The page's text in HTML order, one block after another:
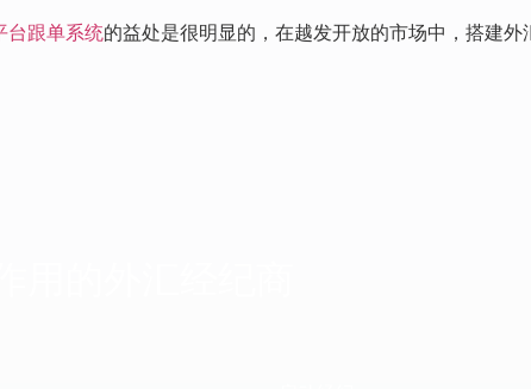
台跟单系统的益处是很明显的，在越发开放的市场中，搭建外